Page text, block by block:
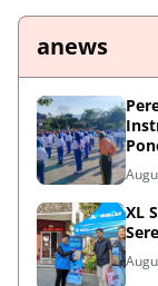
anews
XL